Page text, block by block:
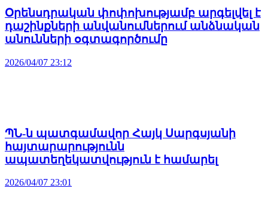
Օրենսդրական փոփոխությամբ արգելվել է
դաշինքների անվանումներում անձնական
անունների օգտագործումը
2026/04/07 23:12
ՊՆ-ն պատգամավոր Հայկ Սարգսյանի
հայտարարությունն
ապատեղեկատվություն է համարել
2026/04/07 23:01